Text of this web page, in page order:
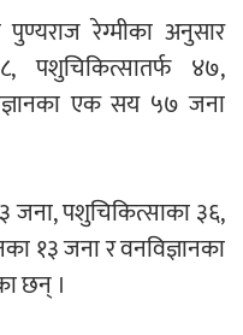
लाग्दा खुल्यो वन उद्यमीले
बाटो
कानुनी पाटा, जसले
हकदार
पुण्यराज रेग्मीका अनुसार
४७,
एक सय ५७ जना
जना, पशुचिकित्साका ३६,
१३ जना र वनविज्ञानका
छन् ।